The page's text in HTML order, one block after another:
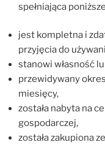
spełniająca
jest kompletna i
przyjęcia do
stanowi własność
przewidywany
miesięcy,
została nabyta na
gospodarczej,
została zakupiona